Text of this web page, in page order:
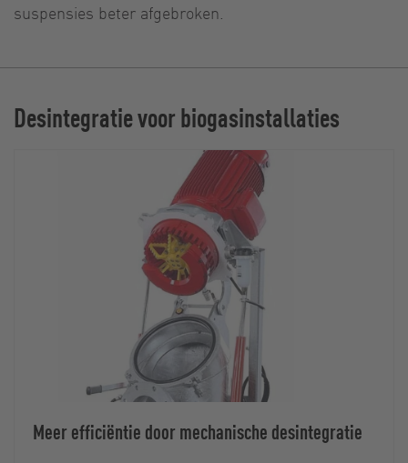
suspensies beter afgebroken.
Desintegratie voor biogasinstallaties
Meer efficiëntie door mechanische desintegratie